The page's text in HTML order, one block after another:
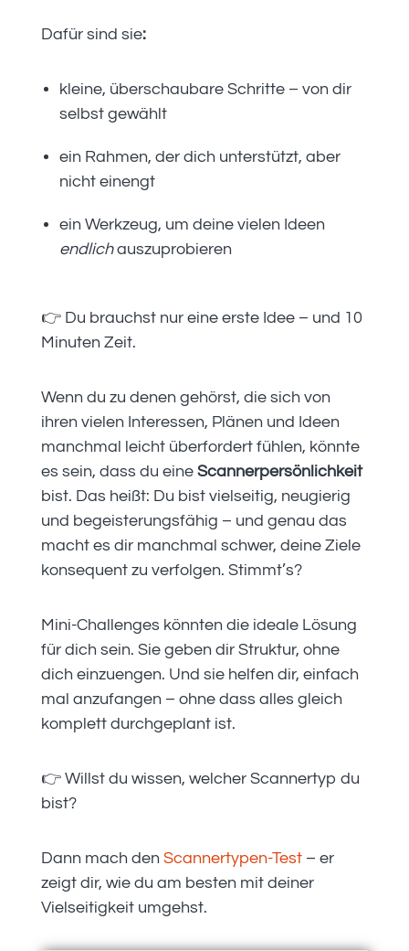
Dafür sind sie:
kleine, überschaubare Schritte – von dir
selbst gewählt
ein Rahmen, der dich unterstützt, aber
nicht einengt
ein Werkzeug, um deine vielen Ideen
endlichauszuprobieren
👉 Du brauchst nur eine erste Idee – und 10
Minuten Zeit.
Wenn du zu denen gehörst, die sich von
ihren vielen Interessen, Plänen und Ideen
manchmal leicht überfordert fühlen, könnte
es sein, dass du eine Scannerpersönlichkeit
bist. Das heißt: Du bist vielseitig, neugierig
und begeisterungsfähig – und genau das
macht es dir manchmal schwer, deine Ziele
konsequent zu verfolgen. Stimmt’s?
Mini-Challenges könnten die ideale Lösung
für dich sein. Sie geben dir Struktur, ohne
dich einzuengen. Und sie helfen dir, einfach
mal anzufangen – ohne dass alles gleich
komplett durchgeplant ist.
👉 Willst du wissen, welcher Scannertyp du
bist?
Dann mach den Scannertypen-Test– er
zeigt dir, wie du am besten mit deiner
Vielseitigkeit umgehst.